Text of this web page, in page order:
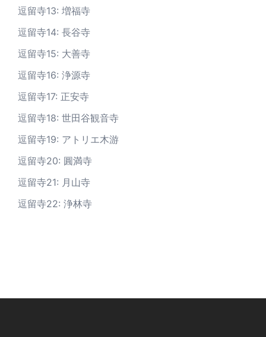
逗留寺13: 増福寺
逗留寺14: 長谷寺
逗留寺15: 大善寺
逗留寺16: 浄源寺
逗留寺17: 正安寺
逗留寺18: 世田谷観音寺
逗留寺19: アトリエ木游
逗留寺20: 圓満寺
逗留寺21: 月山寺
逗留寺22: 浄林寺